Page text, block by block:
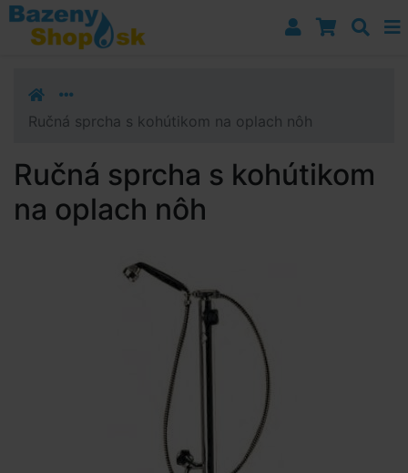
Prejsť k navigácii
Prejsť na obsah
Prejsť k bočnému stĺpci
Ručná sprcha s kohútikom na oplach nôh
Ručná sprcha s kohútikom
na oplach nôh